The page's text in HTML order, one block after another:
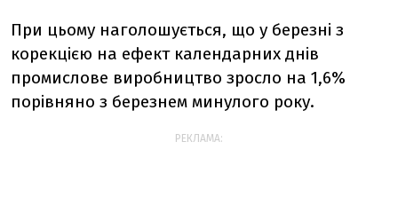
При цьому наголошується, що у березні з
корекцією на ефект календарних днів
промислове виробництво зросло на 1,6%
порівняно з березнем минулого року.
РЕКЛАМА: